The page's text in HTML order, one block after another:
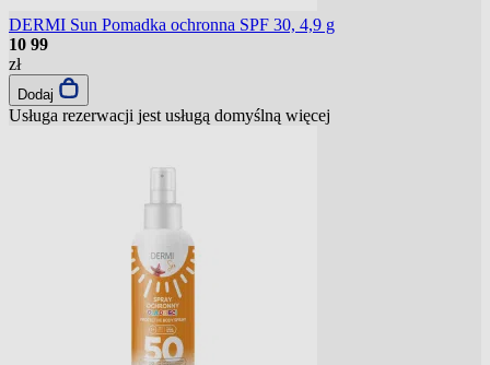
DERMI Sun Pomadka ochronna SPF 30, 4,9 g
10 99
zł
Dodaj
Usługa rezerwacji jest usługą domyślną więcej